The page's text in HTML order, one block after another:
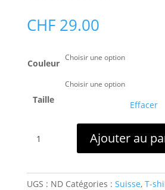
CHF29.00
Couleur
Taille Effacer
Switzerland
Ajouter au
UGS : ND Catégories : Suisse, T-